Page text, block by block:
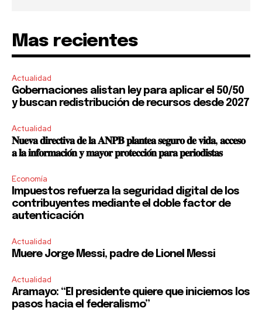
Mas recientes
Actualidad
Gobernaciones alistan ley para aplicar el 50/50
y buscan redistribución de recursos desde 2027
Actualidad
𝐍𝐮𝐞𝐯𝐚 𝐝𝐢𝐫𝐞𝐜𝐭𝐢𝐯𝐚 𝐝𝐞 𝐥𝐚 𝐀𝐍𝐏𝐁 𝐩𝐥𝐚𝐧𝐭𝐞𝐚 𝐬𝐞𝐠𝐮𝐫𝐨 𝐝𝐞 𝐯𝐢𝐝𝐚, 𝐚𝐜𝐜𝐞𝐬𝐨
𝐚 𝐥𝐚 𝐢𝐧𝐟𝐨𝐫𝐦𝐚𝐜𝐢𝐨́𝐧 𝐲 𝐦𝐚𝐲𝐨𝐫 𝐩𝐫𝐨𝐭𝐞𝐜𝐜𝐢𝐨́𝐧 𝐩𝐚𝐫𝐚 𝐩𝐞𝐫𝐢𝐨𝐝𝐢𝐬𝐭𝐚𝐬
Economía
Impuestos refuerza la seguridad digital de los
contribuyentes mediante el doble factor de
autenticación
Actualidad
Muere Jorge Messi, padre de Lionel Messi
Actualidad
Aramayo: “El presidente quiere que iniciemos los
pasos hacia el federalismo”